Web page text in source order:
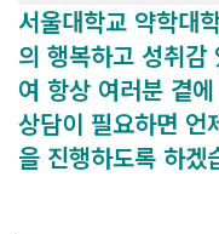
서울대학교 약학대
의 행복하고 성취감
여 항상 여러분 곁
상담이 필요하면 언
을 진행하도록 하겠